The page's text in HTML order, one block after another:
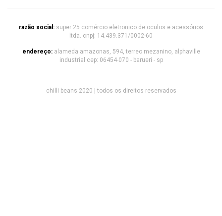
razão social: super 25 comércio eletronico de oculos e acessórios
ltda. cnpj: 14.439.371/0002-60
endereço: alameda amazonas, 594, terreo mezanino, alphaville
industrial cep: 06454-070 - barueri - sp
chilli beans 2020 | todos os direitos reservados